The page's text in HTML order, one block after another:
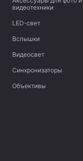
видеотехники
LED-свет
Вспышки
Видеосвет
Синхронизаторы
Объективы